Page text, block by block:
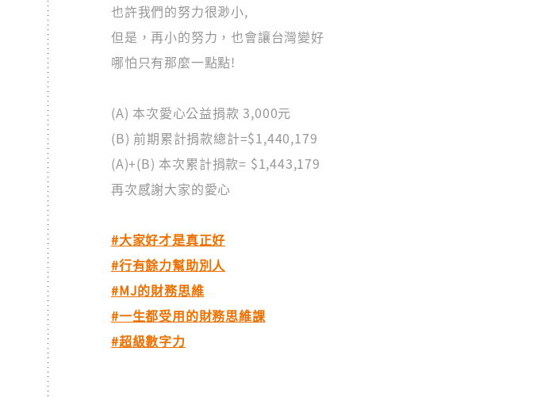
也許我們的努力很渺小,
但是，再小的努力，也會讓台灣變好
哪怕只有那麼一點點!
(A) 本次愛心公益捐款 3,000元
(B) 前期累計捐款總計=$1,440,179
(A)+(B) 本次累計捐款= $1,443,179
再次感謝大家的愛心
#大家好才是真正好
#行有餘力幫助別人
#MJ的財務思維
#一生都受用的財務思維課
#超級數字力